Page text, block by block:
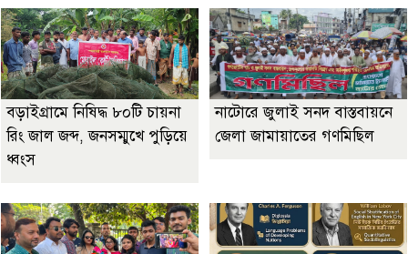
বড়াইগ্রামে নিষিদ্ধ ৮০টি চায়না
রিং জাল জব্দ, জনসম্মুখে পুড়িয়ে
ধ্বংস
নাটোরে জুলাই সনদ বাস্তবায়নে
জেলা জামায়াতের গণমিছিল